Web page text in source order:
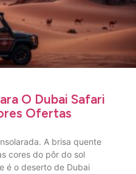
O Dubai Safari
Ofertas
A brisa quente
cores do pôr do sol
é o deserto de Dubai